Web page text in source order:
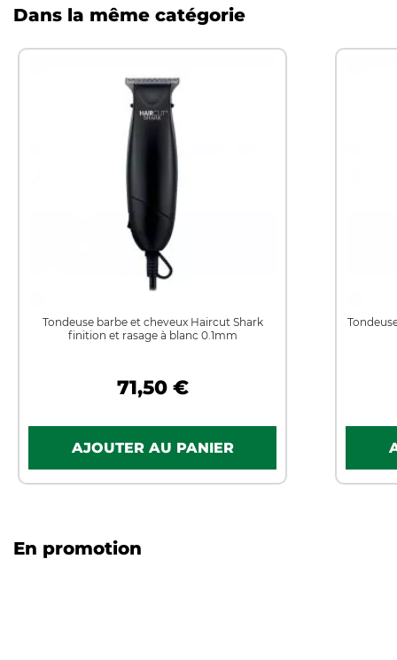
Dans la même catégorie
Tondeuse barbe et cheveux Haircut Shark
finition et rasage à blanc 0.1mm
71,50 €
En promotion